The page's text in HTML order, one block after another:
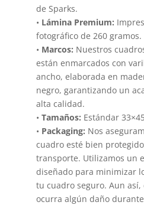
de Sparks.
• Lámina Premium:
fotográfico de 260 gramos.
• Marcos: Nuestros
están enmarcados con
ancho, elaborada en
negro, garantizando un
alta calidad.
• Tamaños: Estándar
• Packaging: Nos
cuadro esté bien
transporte. Utilizamos un
diseñado para minimizar
tu cuadro seguro. Aun así,
ocurra algún daño